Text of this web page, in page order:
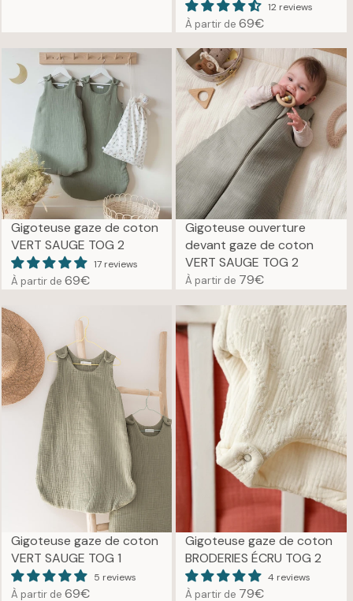
A
R
P
E
6
9
€
12 reviews
À partir de R
E
G
U
A
P
R
C
E
6
9
€
69€
Gigoteuse gaze de coton
VERT SAUGE TOG 2
17 reviews
À partir de R
U
L
A
R
P
R
I
C
E
6
9
€
69€
Gigoteuse ouverture
devant gaze de coton
VERT SAUGE TOG 2
À partir de R
E
G
U
L
A
I
C
E
€
79€
Gigoteuse gaze de coton
VERT SAUGE TOG 1
5 reviews
À partir de 69€
Gigoteuse gaze de coton
BRODERIES ÉCRU TOG 2
4 reviews
À partir de 79€